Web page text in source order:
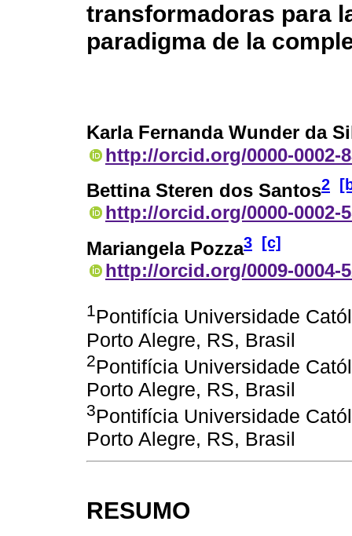
transformadoras para
paradigma de la
Karla Fernanda Wunder da
http://orcid.org/0000-0002-
Bettina Steren dos Santos2
http://orcid.org/0000-0002-
Mariangela Pozza3 [c]
http://orcid.org/0009-0004-
1Pontifícia Universidade
Porto Alegre, RS, Brasil
2Pontifícia Universidade
Porto Alegre, RS, Brasil
3Pontifícia Universidade
Porto Alegre, RS, Brasil
RESUMO